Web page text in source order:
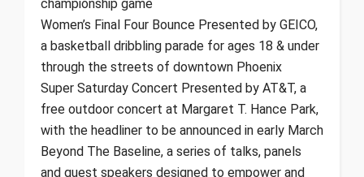
championship game
Women’s Final Four Bounce Presented by GEICO,
a basketball dribbling parade for ages 18 & under
through the streets of downtown Phoenix
Super Saturday Concert Presented by AT&T, a
free outdoor concert at Margaret T. Hance Park,
with the headliner to be announced in early March
Beyond The Baseline, a series of talks, panels
and guest speakers designed to empower and